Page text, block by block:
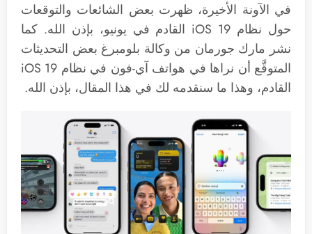
في الآونة الأخيرة، ظهرت بعض الشائعات والتوقعات
حول نظام iOS 19 القادم في يونيو، بإذن الله. كما
نشر مارك جورمان من وكالة بلومبرغ بعض التحديثات
المتوقَّع أن نراها في هواتف آي-فون في نظام iOS 19
القادم، وهذا ما سنقدمه لك في هذا المقال، بإذن الله.